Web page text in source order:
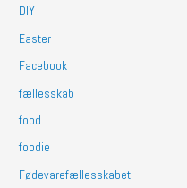
DIY
Easter
Facebook
fællesskab
food
foodie
Fødevarefællesskabet